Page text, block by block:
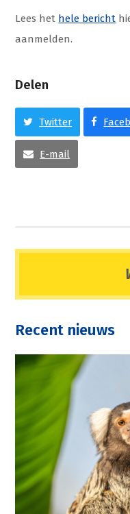
Lees het hele bericht
aanmelden.
Delen
Twitter
E-mail
Recent nieuws